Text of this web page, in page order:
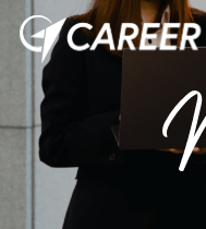
Top
トップ
Philosophy